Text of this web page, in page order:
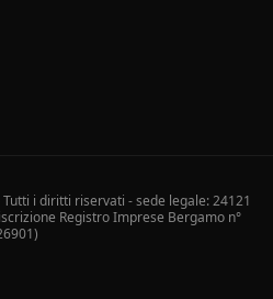
Tutti i diritti riservati - sede legale: 24121
Registro Imprese Bergamo n°